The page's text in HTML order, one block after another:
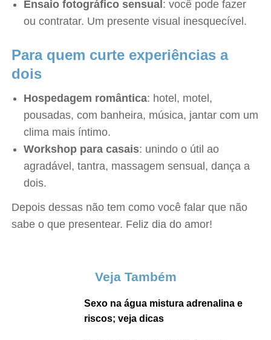
Ensaio fotográfico sensual : você pode fazer
ou contratar. Um presente visual inesquecível.
Para quem curte experiências a
dois
Hospedagem romântica: hotel, motel,
pousadas, com banheira, música, jantar com um
clima mais íntimo.
Workshop para casais: unindo o útil ao
agradável, tantra, massagem sensual, dança a
dois.
Depois dessas não tem como você falar que não
sabe o que presentear. Feliz dia do amor!
Veja Também
Sexo na água mistura adrenalina e
riscos; veja dicas